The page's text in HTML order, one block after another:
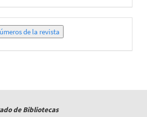
de Bibliotecas